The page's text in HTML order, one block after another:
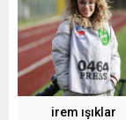
irem ışıklar